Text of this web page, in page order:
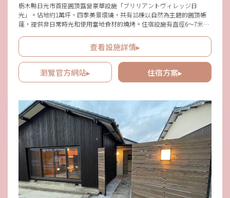
栃木縣日光市首座圓頂露營豪華設施「ブリリアントヴィレッジ日
光」。佔地約1萬坪，四季美景環繞，共有18棟以自然為主題的圓頂帳
篷，提供非日常時光和使用當地食材的燒烤。住宿設施有直徑6〜7米的
空調，全年皆可使用。敷地內有瀑布，讓您充分享受負離子和流水帶來
的舒適聲音等無法在都市中體驗的空氣。
查看設施詳情▸
瀏覽官方網站▸ 住宿方案▸